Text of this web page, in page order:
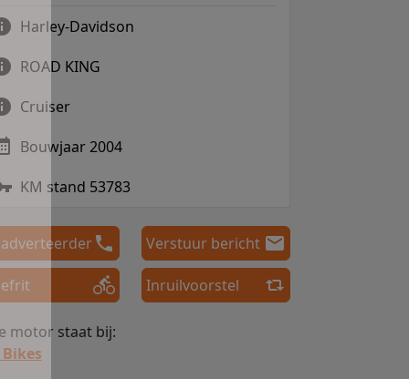
Harley-Davidson
ROAD KING
Cruiser
Bouwjaar 2004
KM stand 53783
adverteerder Verstuur bericht
Inruilvoorstel
motor staat bij:
Bikes